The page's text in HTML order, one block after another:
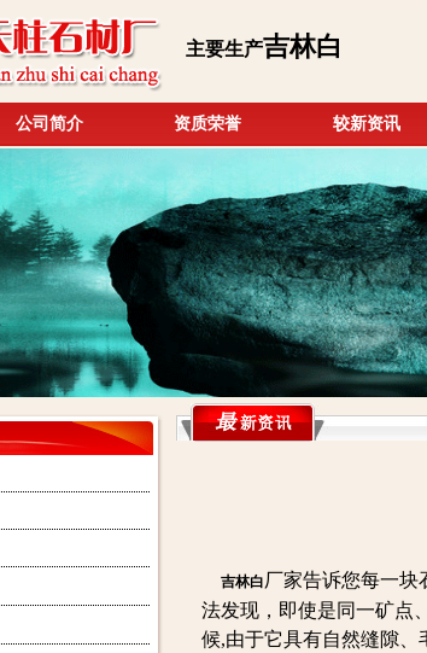
主要生产吉林白
公司简介 资质荣誉 较新资讯
吉林白厂家告诉您每一块
法发现，即使是同一矿点
候,由于它具有自然缝隙、